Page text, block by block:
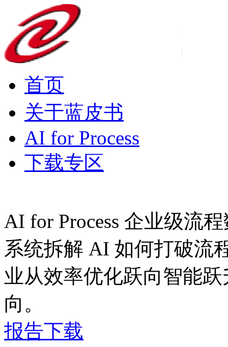
首页
关于蓝皮书
AI for Process
下载专区
AI for Process 企业级流
系统拆解 AI 如何打破流程
业从效率优化跃向智能跃
向。
报告下载